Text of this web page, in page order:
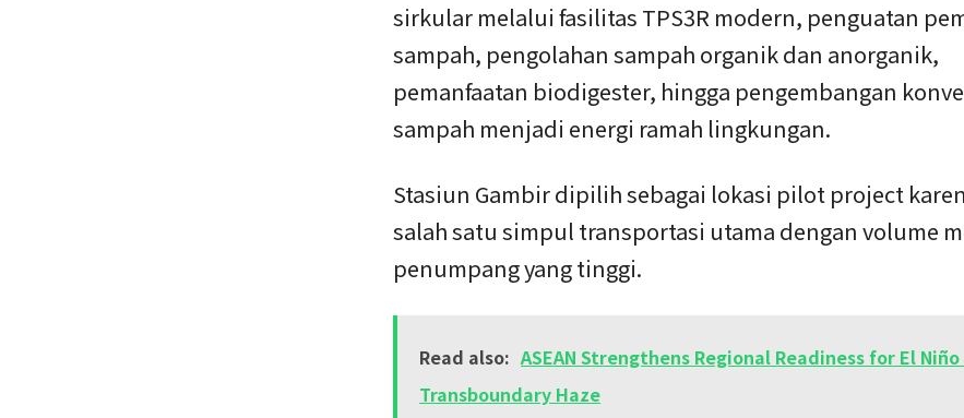
sirkular melalui fasilitas TPS3R modern, penguatan
sampah, pengolahan sampah organik dan anorganik,
pemanfaatan biodigester, hingga pengembangan
sampah menjadi energi ramah lingkungan.
Stasiun Gambir dipilih sebagai lokasi pilot project
salah satu simpul transportasi utama dengan volume
penumpang yang tinggi.
Read also: ASEAN Strengthens Regional Readiness for El
Transboundary Haze